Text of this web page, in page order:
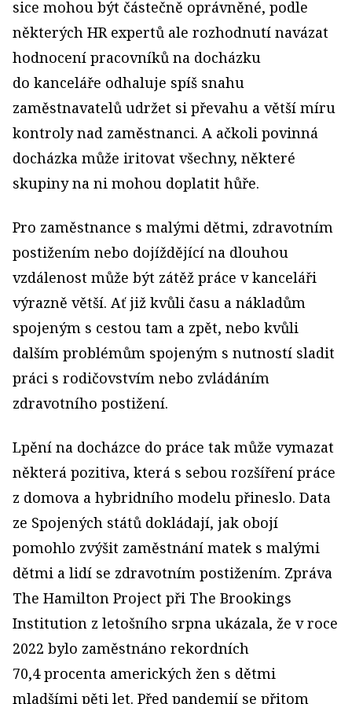
sice mohou být částečně oprávněné, podle
některých HR expertů ale rozhodnutí navázat
hodnocení pracovníků na docházku
do kanceláře odhaluje spíš snahu
zaměstnavatelů udržet si převahu a větší míru
kontroly nad zaměstnanci. A ačkoli povinná
docházka může iritovat všechny, některé
skupiny na ni mohou doplatit hůře.
Pro zaměstnance s malými dětmi, zdravotním
postižením nebo dojíždějící na dlouhou
vzdálenost může být zátěž práce v kanceláři
výrazně větší. Ať již kvůli času a nákladům
spojeným s cestou tam a zpět, nebo kvůli
dalším problémům spojeným s nutností sladit
práci s rodičovstvím nebo zvládáním
zdravotního postižení.
Lpění na docházce do práce tak může vymazat
některá pozitiva, která s sebou rozšíření práce
z domova a hybridního modelu přineslo. Data
ze Spojených států dokládají, jak obojí
pomohlo zvýšit zaměstnání matek s malými
dětmi a lidí se zdravotním postižením. Zpráva
The Hamilton Project při The Brookings
Institution z letošního srpna ukázala, že v roce
2022 bylo zaměstnáno rekordních
70,4 procenta amerických žen s dětmi
mladšími pěti let. Před pandemií se přitom